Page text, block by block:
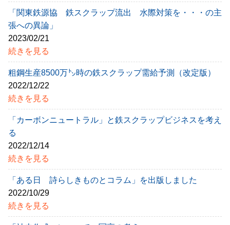
「関東鉄源協 鉄スクラップ流出 水際対策を・・・の主
張への異論」
2023/02/21
続きを見る
粗鋼生産8500万㌧時の鉄スクラップ需給予測（改定版）
2022/12/22
続きを見る
「カーボンニュートラル」と鉄スクラップビジネスを考え
る
2022/12/14
続きを見る
「ある日 詩らしきものとコラム」を出版しました
2022/10/29
続きを見る